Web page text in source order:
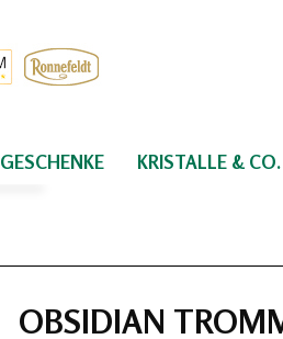
GESCHENKE KRISTALLE & CO.
OBSIDIAN